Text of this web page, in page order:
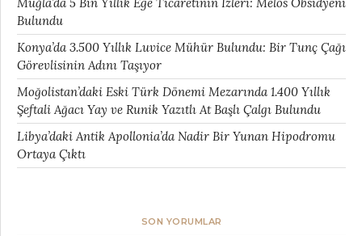
Bulundu
Konya’da 3.500 Yıllık Luvice Mühür Bulundu: Bir Tunç Çağı
Görevlisinin Adını Taşıyor
Moğolistan’daki Eski Türk Dönemi Mezarında 1.400 Yıllık
Şeftali Ağacı Yay ve Runik Yazıtlı At Başlı Çalgı Bulundu
Libya’daki Antik Apollonia’da Nadir Bir Yunan Hipodromu
Ortaya Çıktı
SON YORUMLAR